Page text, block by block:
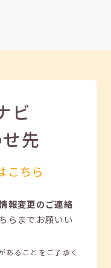
ビ
先
こちら
報変更のご連絡
らまでお願いい
あることをご了承く